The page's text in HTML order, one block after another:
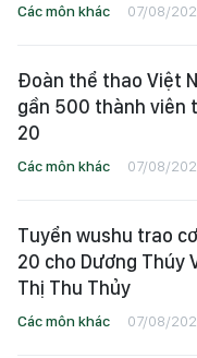
Các môn khác 07/08/
Đoàn thể thao Việt
gần 500 thành viên
20
Các môn khác 07/08/
Tuyển wushu trao
20 cho Dương Thúy
Thị Thu Thủy
Các môn khác 07/08/